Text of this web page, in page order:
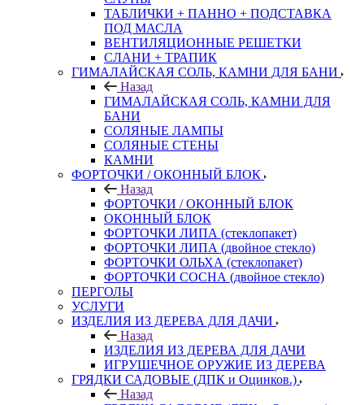
ТАБЛИЧКИ + ПАННО + ПОДСТАВКА
ПОД МАСЛА
ВЕНТИЛЯЦИОННЫЕ РЕШЕТКИ
СЛАНИ + ТРАПИК
ГИМАЛАЙСКАЯ СОЛЬ, КАМНИ ДЛЯ БАНИ
Назад
ГИМАЛАЙСКАЯ СОЛЬ, КАМНИ ДЛЯ
БАНИ
СОЛЯНЫЕ ЛАМПЫ
СОЛЯНЫЕ СТЕНЫ
КАМНИ
ФОРТОЧКИ / ОКОННЫЙ БЛОК
Назад
ФОРТОЧКИ / ОКОННЫЙ БЛОК
ОКОННЫЙ БЛОК
ФОРТОЧКИ ЛИПА (стеклопакет)
ФОРТОЧКИ ЛИПА (двойное стекло)
ФОРТОЧКИ ОЛЬХА (стеклопакет)
ФОРТОЧКИ СОСНА (двойное стекло)
ПЕРГОЛЫ
УСЛУГИ
ИЗДЕЛИЯ ИЗ ДЕРЕВА ДЛЯ ДАЧИ
Назад
ИЗДЕЛИЯ ИЗ ДЕРЕВА ДЛЯ ДАЧИ
ИГРУШЕЧНОЕ ОРУЖИЕ ИЗ ДЕРЕВА
ГРЯДКИ САДОВЫЕ (ДПК и Оцинков.)
Назад